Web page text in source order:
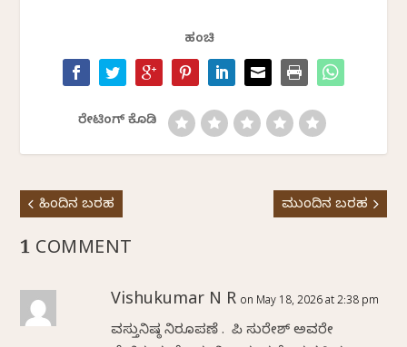
ಹಂಚಿ
ರೇಟಿಂಗ್ ಕೊಡಿ
ಹಿಂದಿನ ಬರಹ ಮುಂದಿನ ಬರಹ
1 COMMENT
Vishukumar N R on May 18, 2026 at 2:38 pm
ವಸ್ತುನಿಷ್ಠ ನಿರೂಪಣೆ . ಕೆ ಪಿ ಸುರೇಶ್ ಅವರೇ